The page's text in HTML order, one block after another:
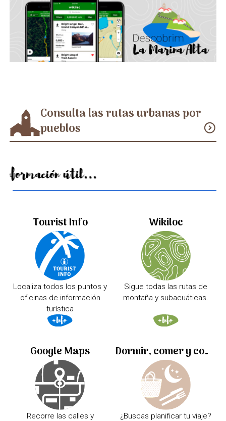
Consulta las rutas urbanas por
pueblos
expand_circle_down
Información útil...
Tourist Info
Localiza todos los puntos y
oficinas de información
turística
Wikiloc
Sigue todas las rutas de
montaña y subacuáticas.
Google Maps
Recorre las calles y
Dormir, comer y comprar
¿Buscas planificar tu viaje?